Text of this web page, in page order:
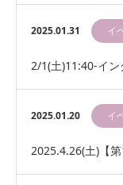
ウォーク321企画
2025.01.31 イ
2/1(土)11:40-イ
ルダンサーズ321
2025.01.20 イ
2025.4.26(土)【